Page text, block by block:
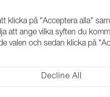
klicka på "Acceptera alla"
att ange vilka syften du
valen och sedan klicka på
Decline All